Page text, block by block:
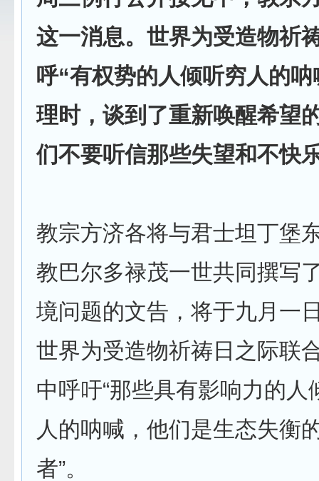
这一消息。世界为受造物祈
呼“有权势的人倾听穷人的
理时，谈到了重新唤醒希望
们不要听信那些失望和不快
教宗方济各将与君士坦丁堡
教巴尔多禄茂一世共同撰写
境问题的文告，将于九月一
世界为受造物祈祷日之际联
中呼吁“那些具有影响力的人
人的呐喊，他们是生态失衡
者”。